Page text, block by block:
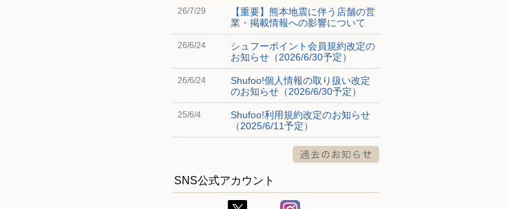
26/7/29
【重要】熊本地震に伴う店舗の営
業・掲載情報への影響について
26/6/24
シュフーポイント会員規約改定の
お知らせ（2026/6/30予定）
26/6/24
Shufoo!個人情報の取り扱い改定
のお知らせ（2026/6/30予定）
25/6/4
Shufoo!利用規約改定のお知らせ
（2025/6/11予定）
SNS公式アカウント